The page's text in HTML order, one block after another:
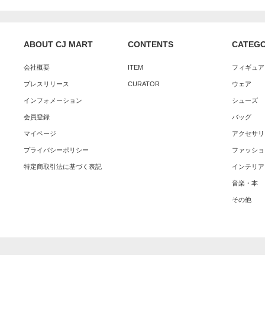
ABOUT CJ MART
会社概要
プレスリリース
インフォメーション
会員登録
マイページ
プライバシーポリシー
特定商取引法に基づく表記
CONTENTS
ITEM
CURATOR
フィギュ
ウェア
シューズ
バッグ
アクセサ
ファッシ
インテリア
音楽・本
その他